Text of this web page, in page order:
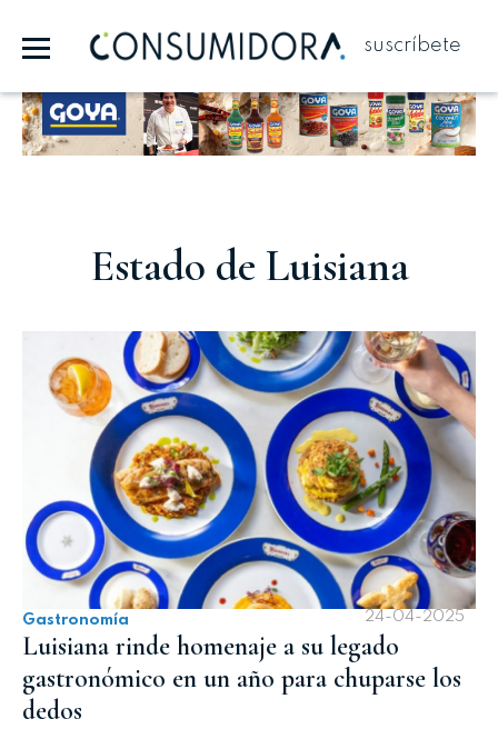
suscríbete
Estado de Luisiana
Gastronomía 24-04-2025
Luisiana rinde homenaje a su legado
gastronómico en un año para chuparse los
dedos